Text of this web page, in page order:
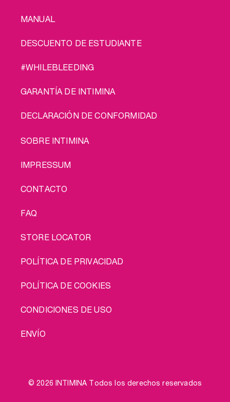
MANUAL
DESCUENTO DE ESTUDIANTE
#WHILEBLEEDING
GARANTÍA DE INTIMINA
DECLARACIÓN DE CONFORMIDAD
LEGAL
SOBRE INTIMINA
IMPRESSUM
CONTACTO
FAQ
STORE LOCATOR
POLÍTICA DE PRIVACIDAD
POLÍTICA DE COOKIES
CONDICIONES DE USO
ENVÍO
© 2026 INTIMINA Todos los derechos reservados